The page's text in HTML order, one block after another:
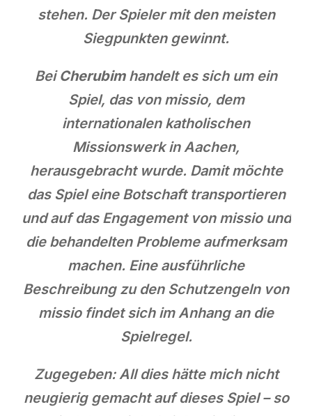
stehen. Der Spieler mit den meisten
Siegpunkten gewinnt.
BeiCherubimhandelt es sich um ein
Spiel, das von missio, dem
internationalen katholischen
Missionswerk in Aachen,
herausgebracht wurde. Damit möchte
das Spiel eine Botschaft transportieren
und auf das Engagement von missio und
die behandelten Probleme aufmerksam
machen. Eine ausführliche
Beschreibung zu den Schutzengeln von
missio findet sich im Anhang an die
Spielregel.
Zugegeben: All dies hätte mich nicht
neugierig gemacht auf dieses Spiel – so